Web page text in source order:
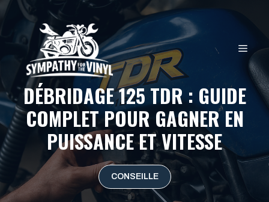
Aller
contenu
DÉBRIDAGE 125 TDR : GUIDE
COMPLET POUR GAGNER EN
PUISSANCE ET VITESSE
CONSEILLE